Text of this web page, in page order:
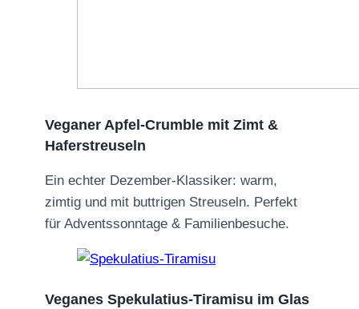
Veganer Apfel-Crumble mit Zimt &
Haferstreuseln
Ein echter Dezember-Klassiker: warm,
zimtig und mit buttrigen Streuseln. Perfekt
für Adventssonntage & Familienbesuche.
Veganes Spekulatius-Tiramisu im Glas